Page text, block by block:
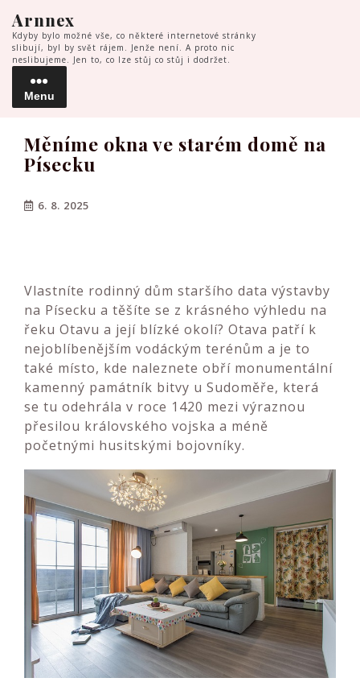
to
content
Arnnex
Kdyby bylo možné vše, co některé internetové stránky
slibují, byl by svět rájem. Jenže není. A proto nic
neslibujeme. Jen to, co lze stůj co stůj i dodržet.
Menu
Menu
Měníme okna ve starém domě na
Písecku
6. 8. 2025
Vlastníte rodinný dům staršího data výstavby
na Písecku a těšíte se z krásného výhledu na
řeku Otavu a její blízké okolí? Otava patří k
nejoblíbenějším vodáckým terénům a je to
také místo, kde naleznete obří monumentální
kamenný památník bitvy u Sudoměře, která
se tu odehrála v roce 1420 mezi výraznou
přesilou královského vojska a méně
početnými husitskými bojovníky.